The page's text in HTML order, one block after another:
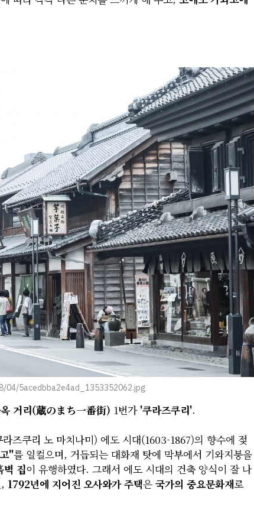
5acedbba2e4ad_1353352062.jpg
거리(蔵のまち一番街) 1번가'쿠라즈쿠리'.
즈쿠리 노 마치나미) 에도 시대(1603-1867)의 향수에 젖
"를 일컬으며, 거듭되는 대화재 탓에 막부에서 기와지붕을
벽 집이 유행하였다. 그래서 에도 시대의 건축 양식이 잘 나
1792년에 지어진 오사와가 주택은 국가의 중요문화재로